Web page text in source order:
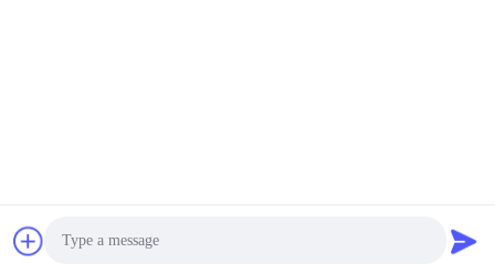
Politique en matière de protection de la vie privée Plan du site|